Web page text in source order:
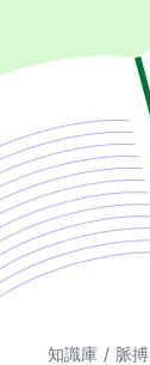
知識庫 / 脈搏